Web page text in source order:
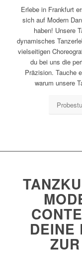
Erlebe in Frankfurt
sich auf Modern
haben! Unsere
dynamisches
vielseitigen
du bei uns die
Präzision. Tauche
warum unsere
DEINE